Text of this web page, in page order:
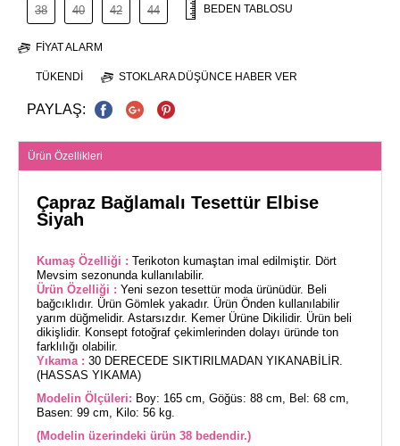
38 40 42 44 BEDEN TABLOSU
FIYAT ALARM
TÜKENDI STOKLARA DÜŞÜNCE HABER VER
PAYLAŞ:
Ürün Özellikleri
Çapraz Bağlamalı Tesettür Elbise
Siyah
Kumaş Özelliği : Terikoton kumaştan imal edilmiştir. Dört
Mevsim sezonunda kullanılabilir.
Ürün Özelliği : Yeni sezon tesettür moda ürünüdür. Beli
bağcıklıdır. Ürün Gömlek yakadır. Ürün Önden kullanılabilir
yarım düğmelidir. Astarsızdır. Kemer Ürüne Dikilidir. Ürün beli
dikişlidir. Konsept fotoğraf çekimlerinden dolayı üründe ton
farklılığı olabilir.
Yıkama : 30 DERECEDE SIKTIRILMADAN YIKANABİLİR.
(HASSAS YIKAMA)
Modelin Ölçüleri: Boy: 165 cm, Göğüs: 88 cm, Bel: 68 cm,
Basen: 99 cm, Kilo: 56 kg.
(Modelin üzerindeki ürün 38 bedendir.)